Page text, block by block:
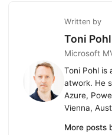
Written by
Toni Pohl
Microsoft
Toni Pohl is
atwork. He
Azure,
Vienna,
More posts